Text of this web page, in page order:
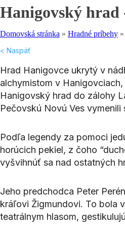
Hanigovský
Domovská stránka » Hradné príbehy »
< Naspäť
Hrad Hanigovce ukrytý v
alchymistom v
Hanigovský hrad do zálohy
Pečovskú Novú Ves
Podľa legendy za pomoci
horúcich pekiel, z čoho
vyšvihnúť sa nad ostatných
Jeho predchodca Peter
kráľovi Žigmundovi. To bola
teatrálnym hlasom,